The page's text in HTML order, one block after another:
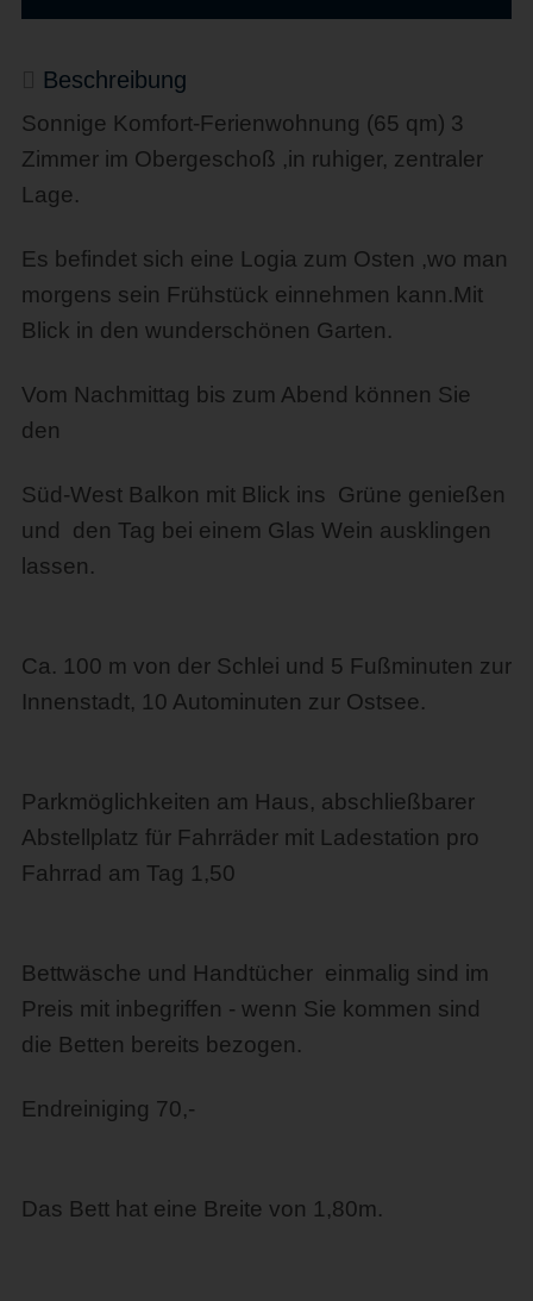
Beschreibung
Sonnige Komfort-Ferienwohnung (65 qm) 3
Zimmer im Obergeschoß ,in ruhiger, zentraler
Lage.
Es befindet sich eine Logia zum Osten ,wo man
morgens sein Frühstück einnehmen kann.Mit
Blick in den wunderschönen Garten.
Vom Nachmittag bis zum Abend können Sie
den
Süd-West Balkon mit Blick ins Grüne genießen
und den Tag bei einem Glas Wein ausklingen
lassen.
Ca. 100 m von der Schlei und 5 Fußminuten zur
Innenstadt, 10 Autominuten zur Ostsee.
Parkmöglichkeiten am Haus, abschließbarer
Abstellplatz für Fahrräder mit Ladestation pro
Fahrrad am Tag 1,50
Bettwäsche und Handtücher einmalig sind im
Preis mit inbegriffen - wenn Sie kommen sind
die Betten bereits bezogen.
Endreiniging 70,-
Das Bett hat eine Breite von 1,80m.